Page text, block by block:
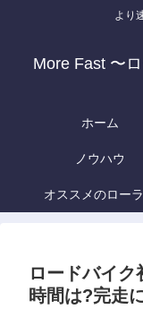
より
More Fast 〜
ホーム
ノウハウ
オススメのロー
ロードバイ
時間は?完走